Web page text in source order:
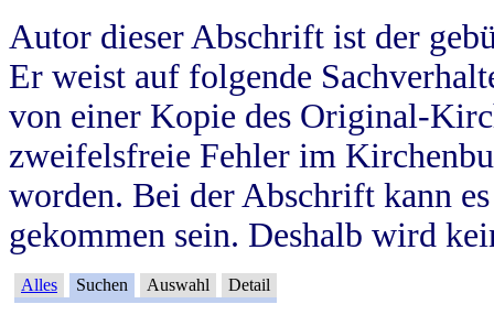
Autor dieser Abschrift ist der
Er weist auf folgende
von einer Kopie des Original-
zweifelsfreie Fehler im
worden. Bei der Abschrift kann
gekommen sein. Deshalb wird
Alles Suchen Auswahl Detail